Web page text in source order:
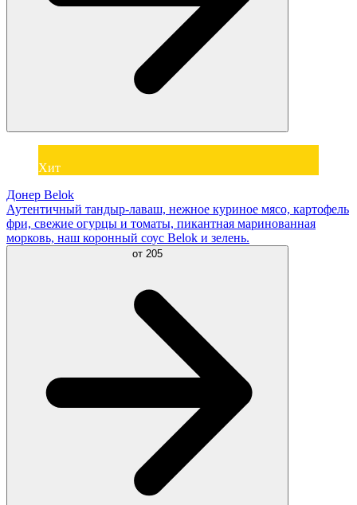
Хит
Донер Belok
Аутентичный тандыр-лаваш, нежное куриное мясо, картофель
фри, свежие огурцы и томаты, пикантная маринованная
морковь, наш коронный соус Belok и зелень.
от 205